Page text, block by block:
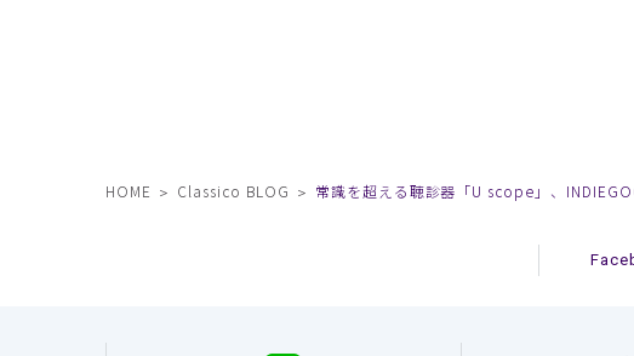
HOME Classico BLOG 常識を超える聴診器「U scope」、